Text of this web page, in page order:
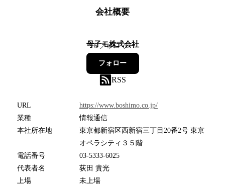
会社概要
母子モ株式会社
16フォロワー
フォロー
RSS
URL
https://www.boshimo.co.jp/
業種
情報通信
本社所在地
東京都新宿区西新宿三丁目20番2号 東京
オペラシティ３５階
電話番号
03-5333-6025
代表者名
荻田 貴光
上場
未上場